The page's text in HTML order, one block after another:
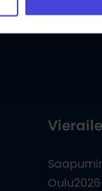
Vieraile